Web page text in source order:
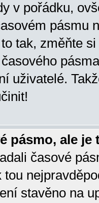
v pořádku,
pásmu
tak, změňte
uživatelé.
pásmo, ale je
časové
tou
stavěno na